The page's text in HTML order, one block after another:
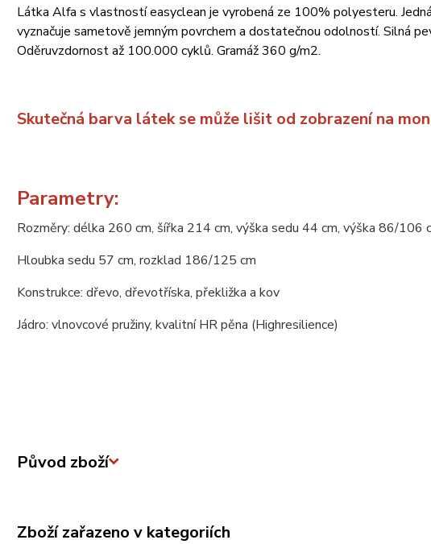
Látka Alfa s vlastností easyclean je vyrobená ze 100% polyesteru.
vyznačuje sametově jemným povrchem a dostatečnou odolností. Silná
Oděruvzdornost až 100.000 cyklů. Gramáž 360 g/m2.
Skutečná barva látek se může lišit od zobrazení na
Parametry:
Rozměry: délka 260 cm, šířka 214 cm, výška sedu 44 cm, výška 86/106
Hloubka sedu 57 cm, rozklad 186/125 cm
Konstrukce: dřevo, dřevotříska, překližka a kov
Jádro: vlnovcové pružiny, kvalitní HR pěna (Highresilience)
Původ zboží
Zboží zařazeno v kategoriích